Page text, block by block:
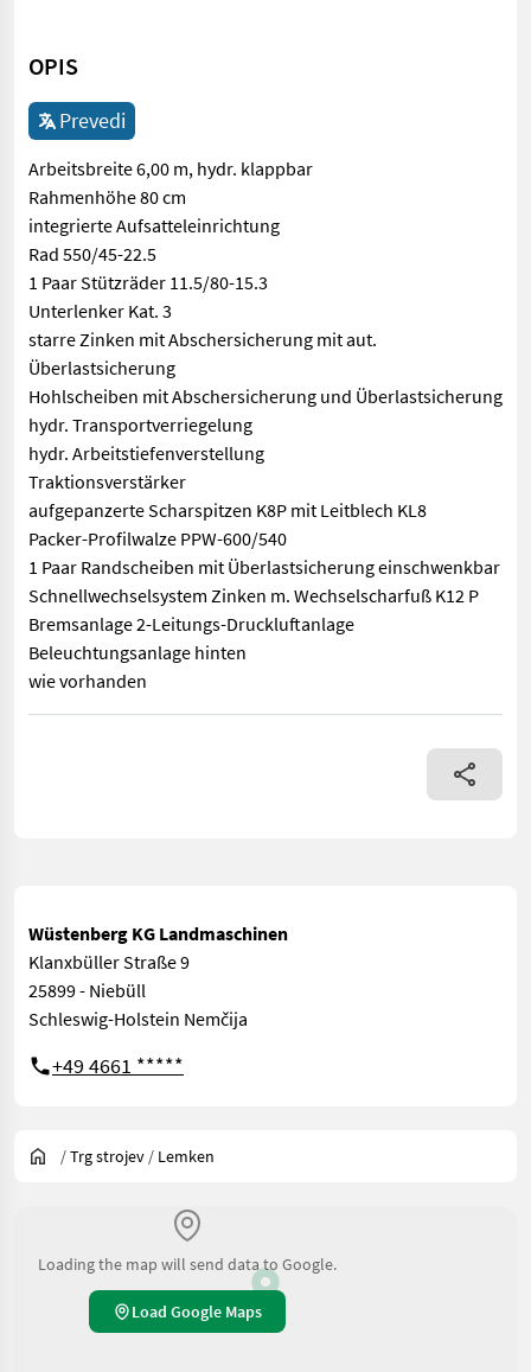
OPIS
Prevedi
Arbeitsbreite 6,00 m, hydr. klappbar
Rahmenhöhe 80 cm
integrierte Aufsatteleinrichtung
Rad 550/45-22.5
1 Paar Stützräder 11.5/80-15.3
Unterlenker Kat. 3
starre Zinken mit Abschersicherung mit aut.
Überlastsicherung
Hohlscheiben mit Abschersicherung und Überlastsicherung
hydr. Transportverriegelung
hydr. Arbeitstiefenverstellung
Traktionsverstärker
aufgepanzerte Scharspitzen K8P mit Leitblech KL8
Packer-Profilwalze PPW-600/540
1 Paar Randscheiben mit Überlastsicherung einschwenkbar
Schnellwechselsystem Zinken m. Wechselscharfuß K12 P
Bremsanlage 2-Leitungs-Druckluftanlage
Beleuchtungsanlage hinten
wie vorhanden
Arbeitsbreite 6,00 m, hydr. klappbar Rahmenhöhe 80 cm
Wüstenberg KG Landmaschinen
Klanxbüller Straße 9
25899 - Niebüll
Schleswig-Holstein Nemčija
+49 4661 *****
/Trg strojev / Lemken
Loading the map will send data to Google.
Load Google Maps